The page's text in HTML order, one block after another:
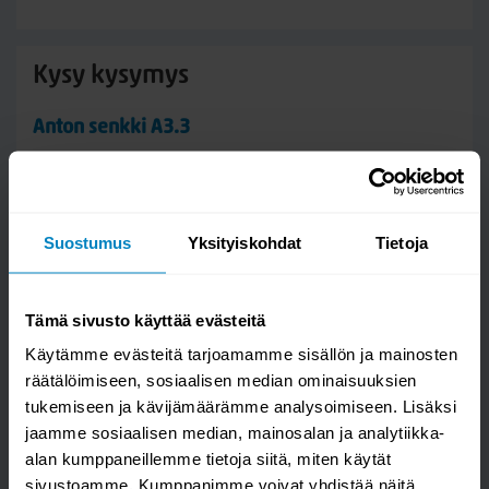
Suostumus Yksityiskohdat Tietoja
Tämä sivusto käyttää evästeitä
Käytämme evästeitä tarjoamamme sisällön ja mainosten
räätälöimiseen, sosiaalisen median ominaisuuksien
tukemiseen ja kävijämäärämme analysoimiseen. Lisäksi
jaamme sosiaalisen median, mainosalan ja analytiikka-
alan kumppaneillemme tietoja siitä, miten käytät
sivustoamme. Kumppanimme voivat yhdistää näitä
Kysy kysymys
Anton senkki A3.3
Kysymys/vastaus saa näkyä muille